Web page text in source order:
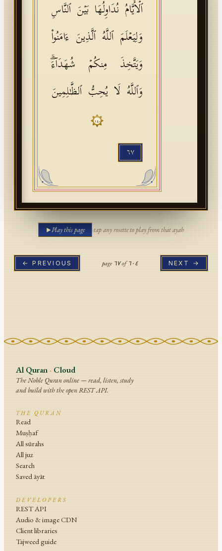
ٱلۡأَیَّامُ نُدَاوِلُهَا بَیۡنَ ٱلنَّاسِ
وَلِیَعۡلَمَ ٱللَّهُ ٱلَّذِینَ ءَامَنُوا۟
وَیَتَّخِذَ مِنكُمۡ شُهَدَاۤءَۗ
وَٱللَّهُ لَا یُحِبُّ ٱلظَّـٰلِمِینَ
١٤٠
٦٧
Play this page ·tap any rosette to play from that ayah
← PREVIOUS page ٦٧of٦٠٤ NEXT →
Al Quran · Cloud
The Noble Quran online — read, listen, study
and build with the open REST API.
THE QURAN
Read
Muṣḥaf
All sūrahs
All juz
Search
Saved āyāt
DEVELOPERS
REST API
Audio & image CDN
Client libraries
Tajweed guide